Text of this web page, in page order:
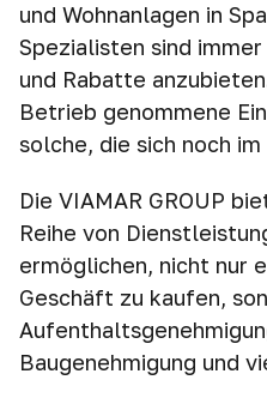
und Wohnanlagen in
Spezialisten sind
und Rabatte
Betrieb genommene
solche, die sich noch
Die VIAMAR GROUP
Reihe von
ermöglichen, nicht nur
Geschäft zu kaufen,
Baugenehmigung und